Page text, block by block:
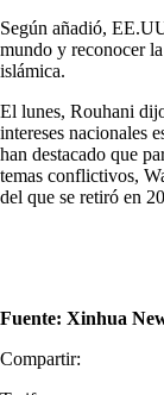
Según añadió,
mundo y reconocer
islámica.
El lunes, Rouhani
intereses nacionales
han destacado que
temas conflictivos,
del que se retiró en
Fuente: Xinhua
Compartir: